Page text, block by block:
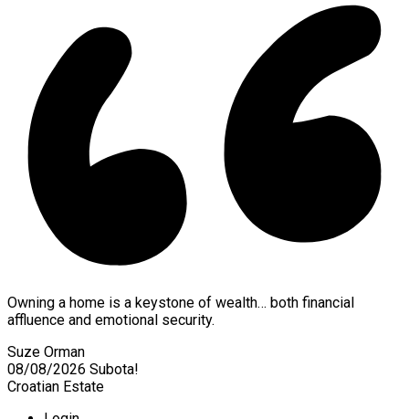
Owning a home is a keystone of wealth… both financial
affluence and emotional security.
Suze Orman
08/08/2026 Subota!
Croatian Estate